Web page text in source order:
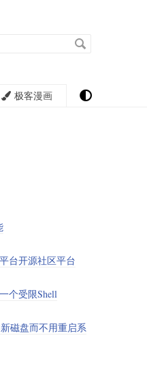
极客漫画
台开源社区平台
个受限Shell
磁盘而不用重启系